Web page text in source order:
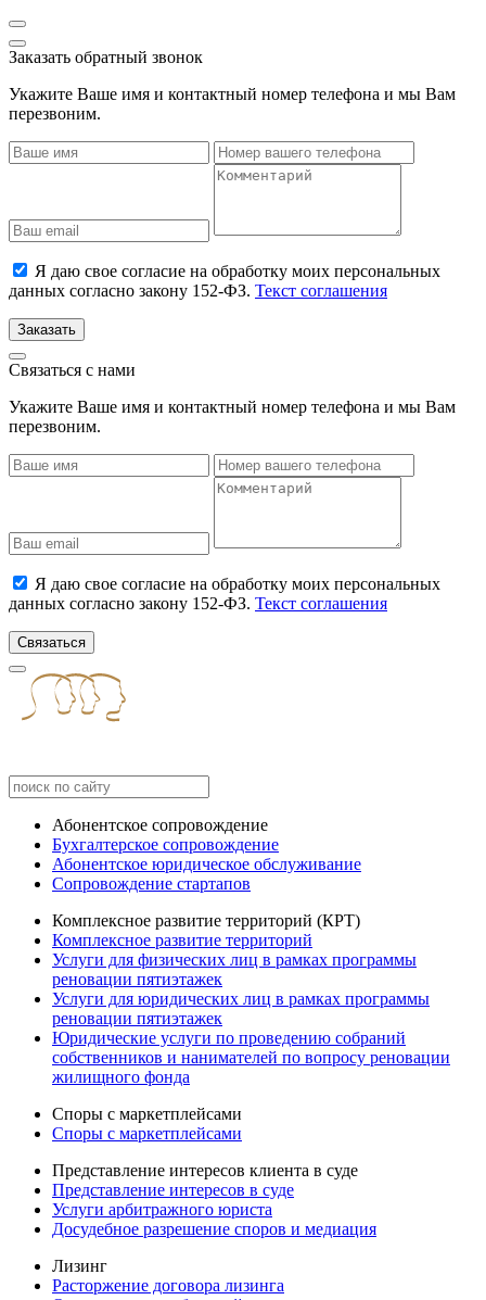
Заказать обратный звонок
Укажите Ваше имя и контактный номер телефона и мы Вам
перезвоним.
Я даю свое согласие на обработку моих персональных
данных согласно закону 152-ФЗ. Текст соглашения
Заказать
Связаться с нами
Укажите Ваше имя и контактный номер телефона и мы Вам
перезвоним.
Я даю свое согласие на обработку моих персональных
данных согласно закону 152-ФЗ. Текст соглашения
Связаться
Абонентское сопровождение
Бухгалтерское сопровождение
Абонентское юридическое обслуживание
Сопровождение стартапов
Комплексное развитие территорий (КРТ)
Комплексное развитие территорий
Услуги для физических лиц в рамках программы
реновации пятиэтажек
Услуги для юридических лиц в рамках программы
реновации пятиэтажек
Юридические услуги по проведению собраний
собственников и нанимателей по вопросу реновации
жилищного фонда
Споры с маркетплейсами
Споры с маркетплейсами
Представление интересов клиента в суде
Представление интересов в суде
Услуги арбитражного юриста
Досудебное разрешение споров и медиация
Лизинг
Расторжение договора лизинга